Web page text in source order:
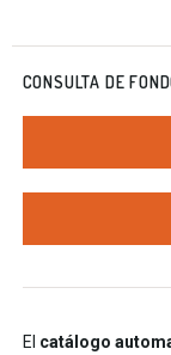
CONSULTA DE
El catálogo